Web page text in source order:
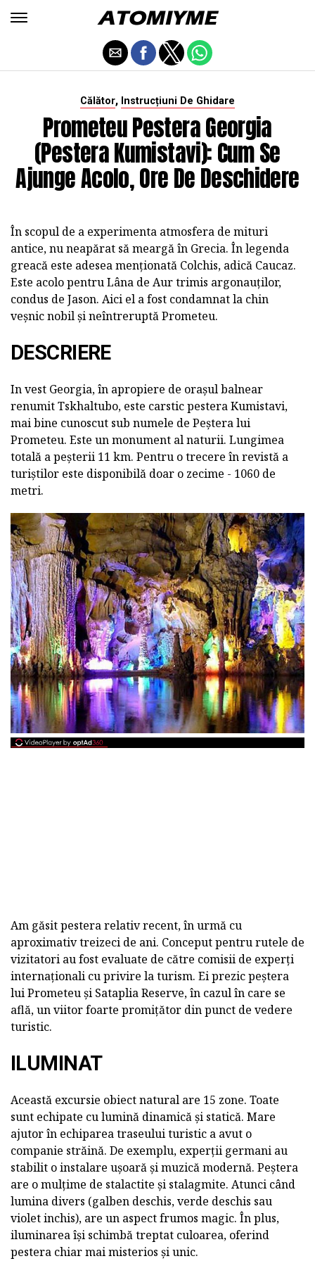
Călător, Instrucțiuni De Ghidare
Prometeu Pestera Georgia
(Pestera Kumistavi): Cum Se
Ajunge Acolo, Ore De Deschidere
În scopul de a experimenta atmosfera de mituri
antice, nu neapărat să meargă în Grecia. În legenda
greacă este adesea menționată Colchis, adică Caucaz.
Este acolo pentru Lâna de Aur trimis argonauților,
condus de Jason. Aici el a fost condamnat la chin
veșnic nobil și neîntreruptă Prometeu.
DESCRIERE
In vest Georgia, în apropiere de orașul balnear
renumit Tskhaltubo, este carstic pestera Kumistavi,
mai bine cunoscut sub numele de Peștera lui
Prometeu. Este un monument al naturii. Lungimea
totală a peșterii 11 km. Pentru o trecere în revistă a
turiștilor este disponibilă doar o zecime - 1060 de
metri.
Am găsit pestera relativ recent, în urmă cu
aproximativ treizeci de ani. Conceput pentru rutele de
vizitatori au fost evaluate de către comisii de experți
internaționali cu privire la turism. Ei prezic peștera
lui Prometeu și Sataplia Reserve, în cazul în care se
află, un viitor foarte promițător din punct de vedere
turistic.
ILUMINAT
Această excursie obiect natural are 15 zone. Toate
sunt echipate cu lumină dinamică și statică. Mare
ajutor în echiparea traseului turistic a avut o
companie străină. De exemplu, experții germani au
stabilit o instalare ușoară și muzică modernă. Peștera
are o mulțime de stalactite și stalagmite. Atunci când
lumina divers (galben deschis, verde deschis sau
violet inchis), are un aspect frumos magic. În plus,
iluminarea își schimbă treptat culoarea, oferind
pestera chiar mai misterios și unic.